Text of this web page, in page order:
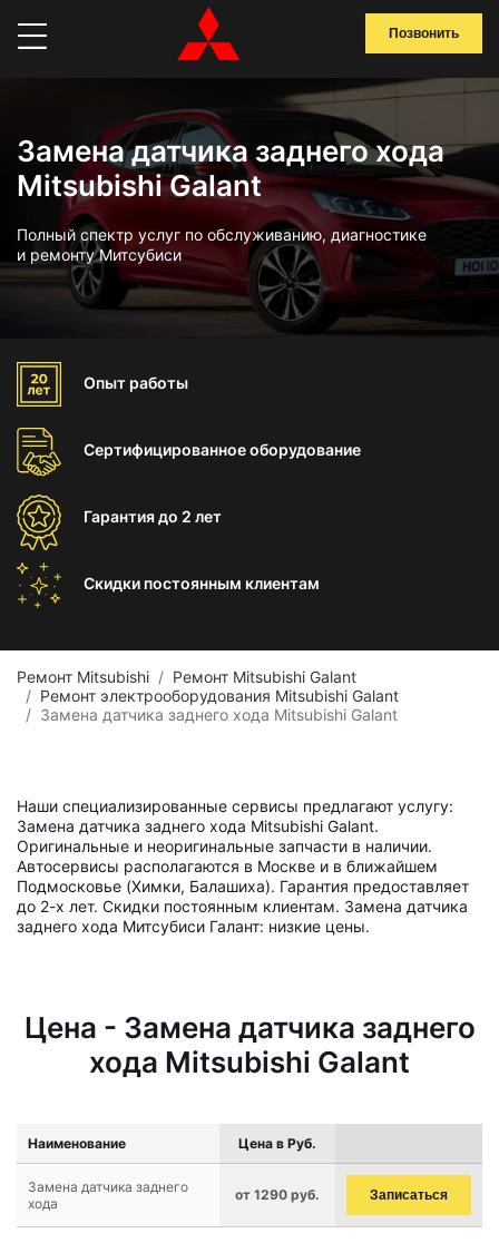
Позвонить
Замена датчика заднего хода
Mitsubishi Galant
Полный спектр услуг по обслуживанию, диагностике
и ремонту Митсубиси
Опыт работы
Сертифицированноеоборудование
Гарантиядо 2 лет
Скидки постоянным клиентам
Ремонт Mitsubishi
Ремонт Mitsubishi Galant
Ремонт электрооборудования Mitsubishi Galant
Замена датчика заднего хода Mitsubishi Galant
Наши специализированные сервисы предлагают услугу:
Замена датчика заднего хода Mitsubishi Galant.
Оригинальные и неоригинальные запчасти в наличии.
Автосервисы располагаются в Москве и в ближайшем
Подмосковье (Химки, Балашиха). Гарантия предоставляет
до 2-х лет. Скидки постоянным клиентам. Замена датчика
заднего хода Митсубиси Галант: низкие цены.
Цена - Замена датчика заднего
хода Mitsubishi Galant
Наименование Цена в Руб.
Замена датчика заднего
хода
от 1290 руб. Записаться